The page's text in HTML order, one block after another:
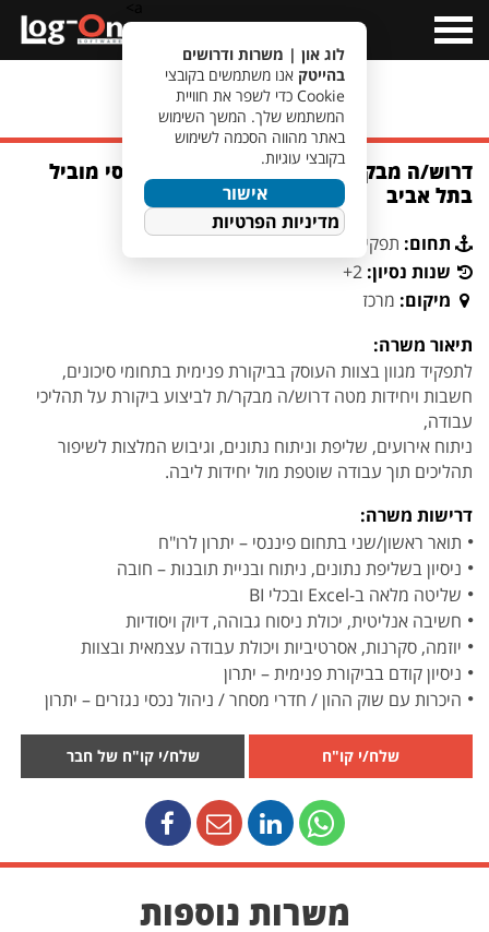
Menu
מעבר לחיפוש משרות
דרוש/ה מבקר/ת צוות סיכונים לגוף פיננסי מוביל
בתל אביב
תחום: תפקידים נוספים
שנות נסיון: 2+
מיקום: מרכז
תיאור משרה:
לתפקיד מגוון בצוות העוסק בביקורת פנימית בתחומי סיכונים,
חשבות ויחידות מטה דרוש/ה מבקר/ת לביצוע ביקורת על תהליכי
עבודה,
ניתוח אירועים, שליפת וניתוח נתונים, וגיבוש המלצות לשיפור
תהליכים תוך עבודה שוטפת מול יחידות ליבה.
דרישות משרה:
תואר ראשון/שני בתחום פיננסי – יתרון לרו"ח
ניסיון בשליפת נתונים, ניתוח ובניית תובנות – חובה
שליטה מלאה ב-Excel ובכלי BI
חשיבה אנליטית, יכולת ניסוח גבוהה, דיוק ויסודיות
יוזמה, סקרנות, אסרטיביות ויכולת עבודה עצמאית ובצוות
ניסיון קודם בביקורת פנימית – יתרון
היכרות עם שוק ההון / חדרי מסחר / ניהול נכסי נגזרים – יתרון
שלח/י קו"ח שלח/י קו"ח של חבר
משרות נוספות
לוג און | משרות ודרושים
בהייטק אנו משתמשים בקובצי
Cookie כדי לשפר את חוויית
המשתמש שלך. המשך השימוש
באתר מהווה הסכמה לשימוש
בקובצי עוגיות.
אישור
מדיניות הפרטיות